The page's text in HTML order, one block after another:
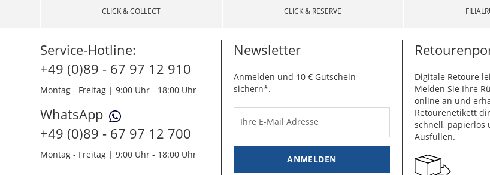
CLICK & COLLECT CLICK & RESERVE
Service-Hotline:
+49 (0)89 - 67 97 12 910
Montag - Freitag | 9:00 Uhr - 18:00 Uhr
WhatsApp
+49 (0)89 - 67 97 12 700
Montag - Freitag | 9:00 Uhr - 18:00 Uhr
Newsletter
Anmelden und 10 € Gutschein
sichern*.
Ihre E-Mail Adresse
ANMELDEN
Digitale Retoure
Melden Sie Ihre
online an und
Retourenetikett
schnell, papierlos
Ausfüllen.